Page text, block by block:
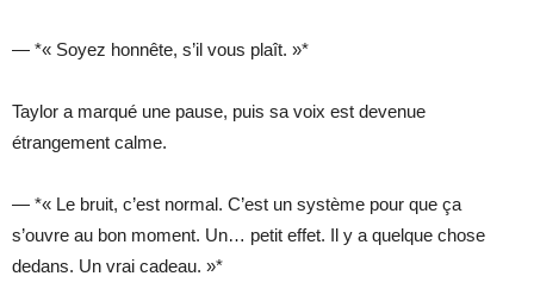
— *« Soyez honnête, s’il vous plaît. »*
Taylor a marqué une pause, puis sa voix est devenue
étrangement calme.
— *« Le bruit, c’est normal. C’est un système pour que ça
s’ouvre au bon moment. Un… petit effet. Il y a quelque chose
dedans. Un vrai cadeau. »*